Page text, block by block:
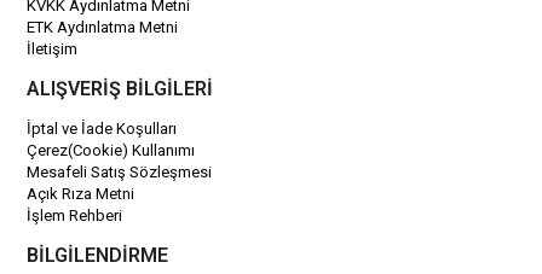
KVKK Aydınlatma Metni
ETK Aydınlatma Metni
İletişim
ALIŞVERİŞ BİLGİLERİ
İptal ve İade Koşulları
Çerez(Cookie) Kullanımı
Mesafeli Satış Sözleşmesi
Açık Rıza Metni
İşlem Rehberi
BİLGİLENDİRME